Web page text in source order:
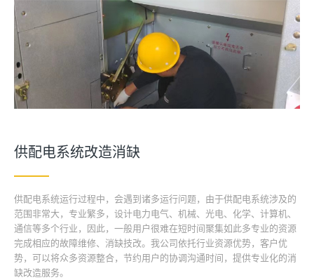
供配电系统改造消缺
供配电系统运行过程中，会遇到诸多运行问题，由于供配电系统涉及的
范围非常大，专业繁多，设计电力电气、机械、光电、化学、计算机、
通信等多个行业，因此，一般用户很难在短时间聚集如此多专业的资源
完成相应的故障维修、消缺技改。我公司依托行业资源优势，客户优
势，可以将众多资源整合，节约用户的协调沟通时间，提供专业化的消
缺改造服务。